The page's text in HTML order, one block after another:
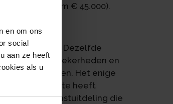
en om ons
social
aan ze heeft
als u
(van ruim € 45.000).
identiek zijn. Dezelfde
van zekerheden en
vallen samen. Het enige
lage rente heeft
verkapte winstuitdeling die